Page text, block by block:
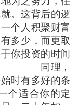
。这背后的逻
个人积聚财富
多少，而更取
你投资的时间
大。 同理，
时有多好的条
个适合你的定